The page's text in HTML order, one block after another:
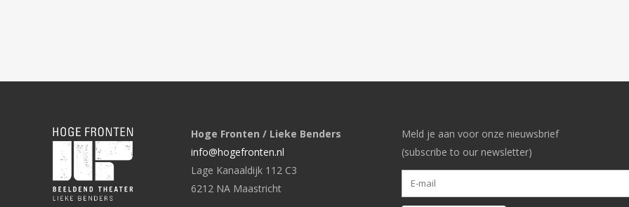
Hoge Fronten / Lieke Benders
info@hogefronten.nl
Lage Kanaaldijk 112 C3
6212 NA Maastricht
Meld je aan voor onze nieuwsbrief
(subscribe to our newsletter)